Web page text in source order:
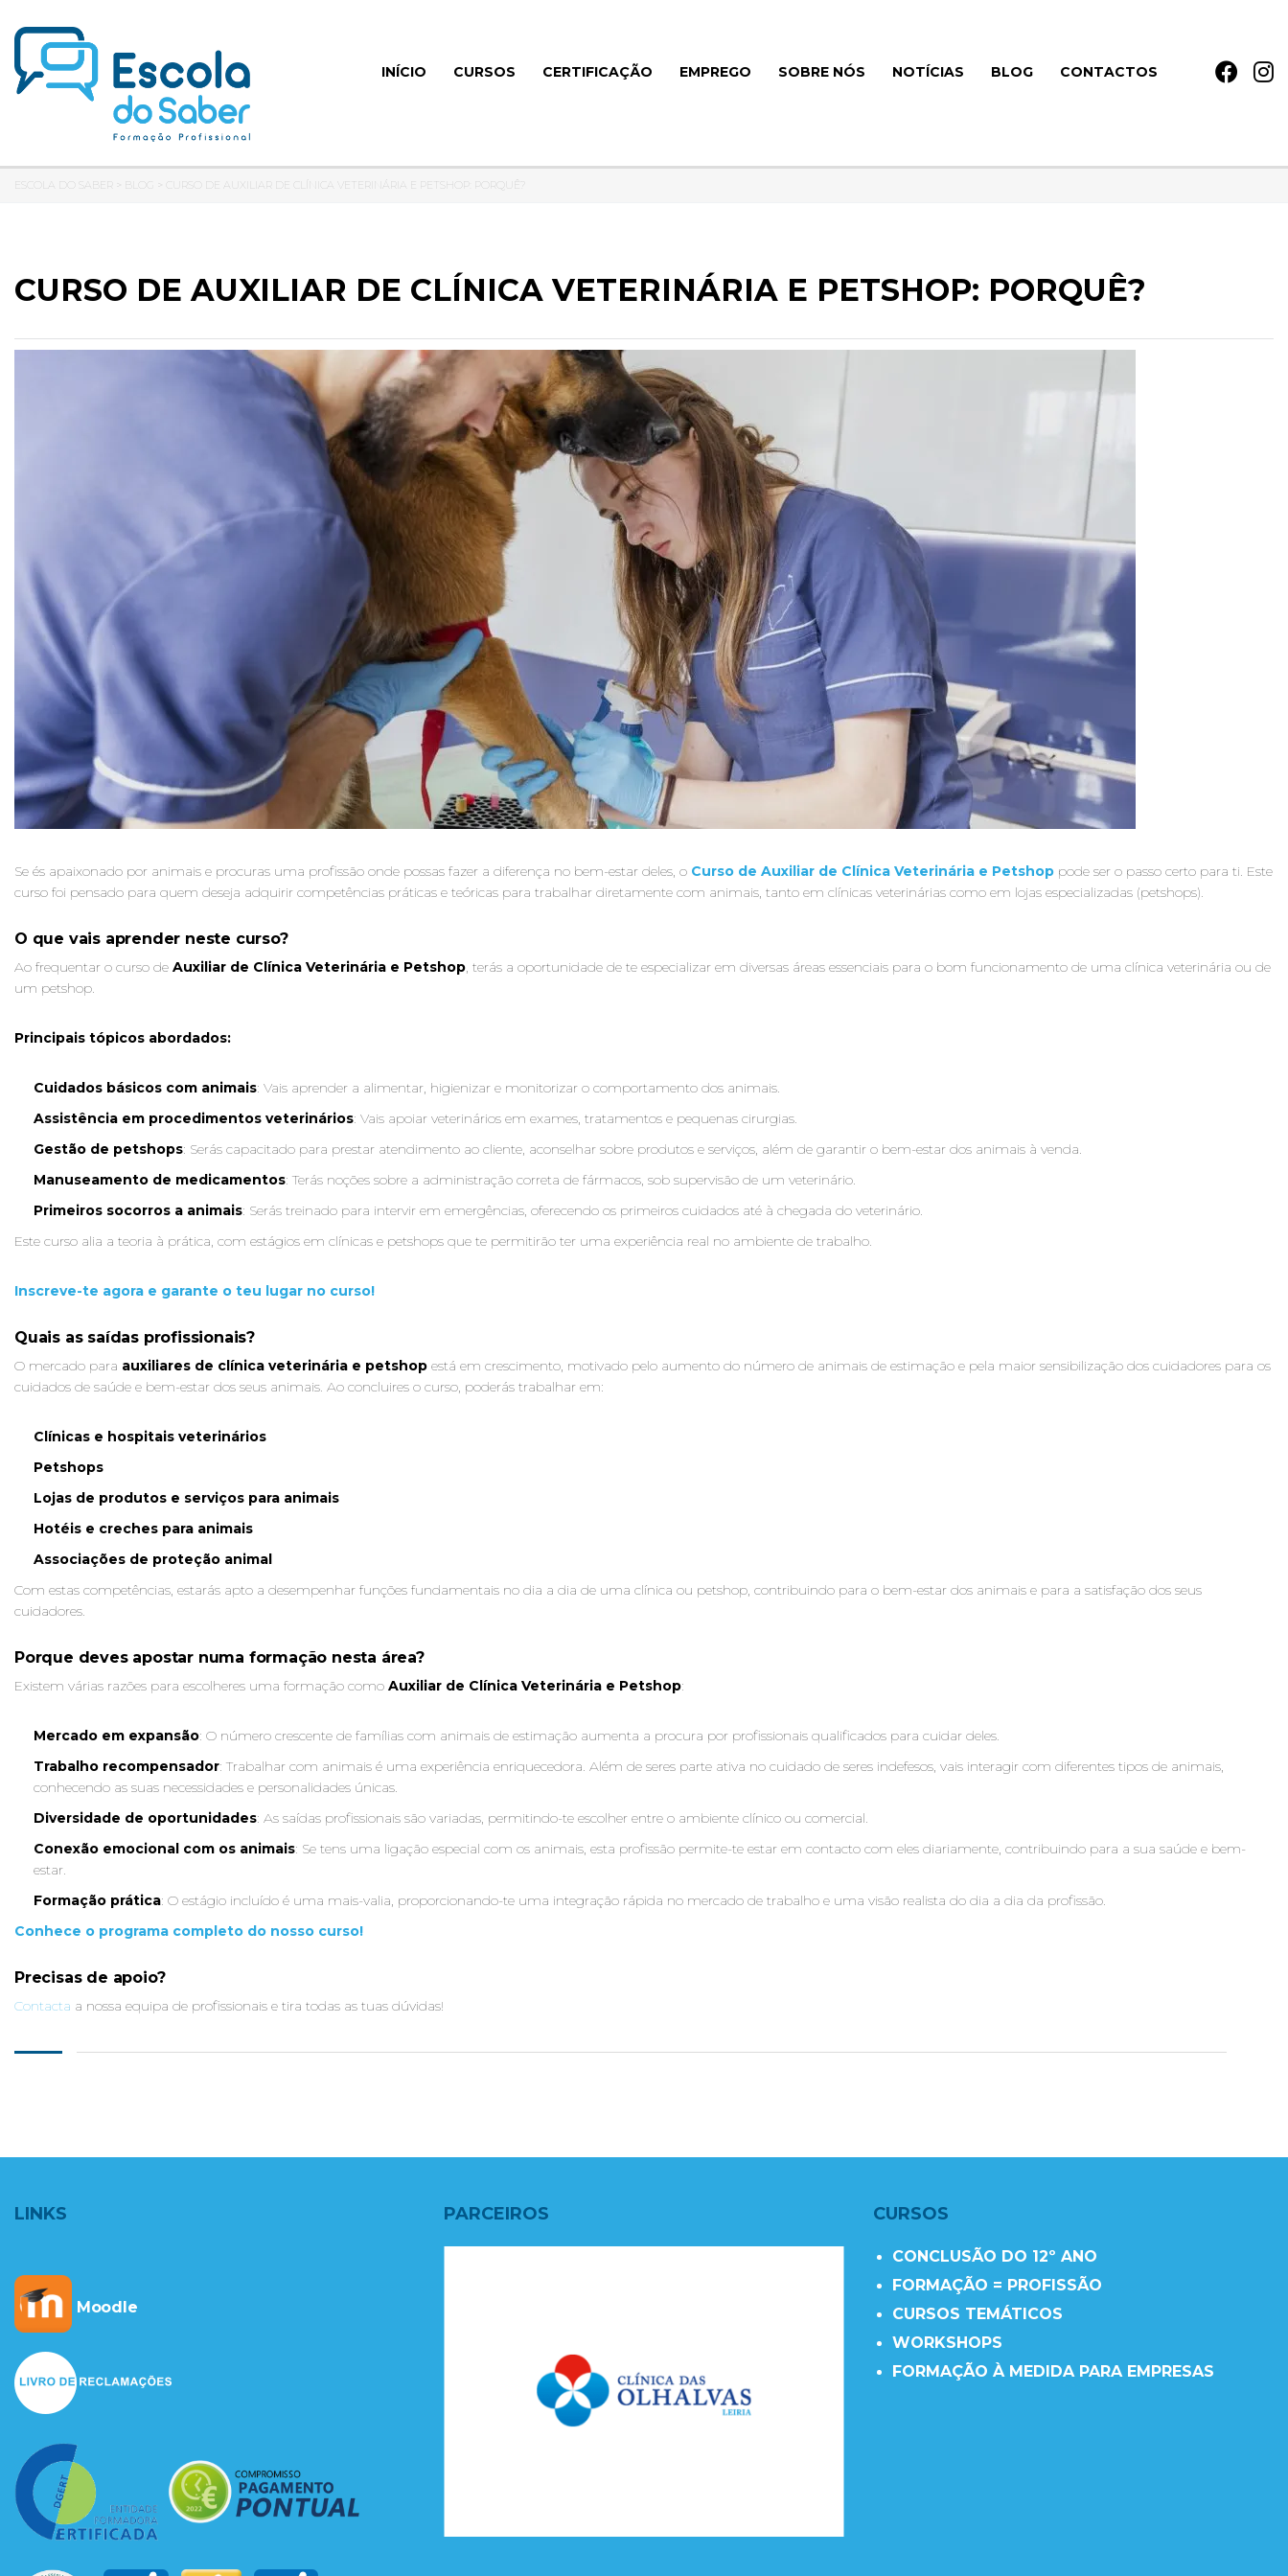
INÍCIO CURSOS CERTIFICAÇÃO EMPREGO SOBRE NÓS NOTÍCIAS BLOG CONTACTOS
ESCOLA DO SABER BLOG CURSO DE AUXILIAR DE CLÍNICA VETERINÁRIA E PETSHOP: PORQUÊ?
CURSO DE AUXILIAR DE CLÍNICA VETERINÁRIA E PETSHOP: PORQUÊ?
Se és apaixonado por animais e procuras uma profissão onde possas fazer a diferença no bem-estar deles, o Curso de Auxiliar de Clínica Veterinária e Petshop pode ser o passo certo para ti. Este
curso foi pensado para quem deseja adquirir competências práticas e teóricas para trabalhar diretamente com animais, tanto em clínicas veterinárias como em lojas especializadas (petshops).
O que vais aprender neste curso?
Ao frequentar o curso de Auxiliar de Clínica Veterinária e Petshop, terás a oportunidade de te especializar em diversas áreas essenciais para o bom funcionamento de uma clínica veterinária ou de
um petshop.
Principais tópicos abordados:
Cuidados básicos com animais: Vais aprender a alimentar, higienizar e monitorizar o comportamento dos animais.
Assistência em procedimentos veterinários: Vais apoiar veterinários em exames, tratamentos e pequenas cirurgias.
Gestão de petshops: Serás capacitado para prestar atendimento ao cliente, aconselhar sobre produtos e serviços, além de garantir o bem-estar dos animais à venda.
Manuseamento de medicamentos: Terás noções sobre a administração correta de fármacos, sob supervisão de um veterinário.
Primeiros socorros a animais: Serás treinado para intervir em emergências, oferecendo os primeiros cuidados até à chegada do veterinário.
Este curso alia a teoria à prática, com estágios em clínicas e petshops que te permitirão ter uma experiência real no ambiente de trabalho.
Inscreve-te agora e garante o teu lugar no curso!
Quais as saídas profissionais?
O mercado para auxiliares de clínica veterinária e petshop está em crescimento, motivado pelo aumento do número de animais de estimação e pela maior sensibilização dos cuidadores para os
cuidados de saúde e bem-estar dos seus animais. Ao concluires o curso, poderás trabalhar em:
Clínicas e hospitais veterinários
Petshops
Lojas de produtos e serviços para animais
Hotéis e creches para animais
Associações de proteção animal
Com estas competências, estarás apto a desempenhar funções fundamentais no dia a dia de uma clínica ou petshop, contribuindo para o bem-estar dos animais e para a satisfação dos seus
cuidadores.
Porque deves apostar numa formação nesta área?
Existem várias razões para escolheres uma formação como Auxiliar de Clínica Veterinária e Petshop:
Mercado em expansão: O número crescente de famílias com animais de estimação aumenta a procura por profissionais qualificados para cuidar deles.
Trabalho recompensador: Trabalhar com animais é uma experiência enriquecedora. Além de seres parte ativa no cuidado de seres indefesos, vais interagir com diferentes tipos de animais,
conhecendo as suas necessidades e personalidades únicas.
Diversidade de oportunidades: As saídas profissionais são variadas, permitindo-te escolher entre o ambiente clínico ou comercial.
Conexão emocional com os animais: Se tens uma ligação especial com os animais, esta profissão permite-te estar em contacto com eles diariamente, contribuindo para a sua saúde e bem-
estar.
Formação prática: O estágio incluído é uma mais-valia, proporcionando-te uma integração rápida no mercado de trabalho e uma visão realista do dia a dia da profissão.
Conhece o programa completo do nosso curso!
Precisas de apoio?
Contacta a nossa equipa de profissionais e tira todas as tuas dúvidas!
LINKS
Moodle
PARCEIROS CURSOS
CONCLUSÃO DO 12º ANO
FORMAÇÃO = PROFISSÃO
CURSOS TEMÁTICOS
WORKSHOPS
FORMAÇÃO À MEDIDA PARA EMPRESAS